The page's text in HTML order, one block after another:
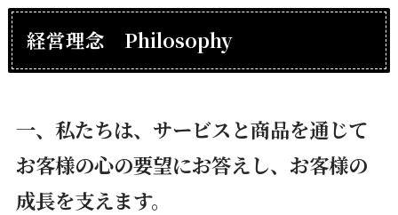
経営理念 Philosophy
一、私たちは、サービスと商品を通じて
お客様の心の要望にお答えし、お客様の
成長を支えます。